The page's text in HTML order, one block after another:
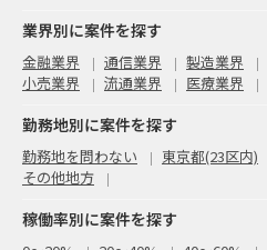
業界別に案件を探す
金融業界 通信業界 製造業界
小売業界
流通業界 医療業界
勤務地別に案件を探す
勤務地を問わない 東京都(23区内)
その他地方
稼働率別に案件を探す